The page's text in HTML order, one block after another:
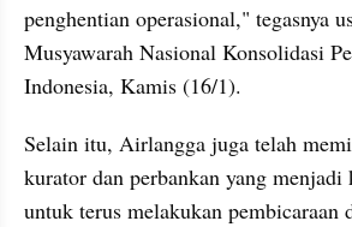
penghentian operasional," tegasnya
Musyawarah Nasional Konsolidasi
Indonesia, Kamis (16/1).
Selain itu, Airlangga juga telah
kurator dan perbankan yang
untuk terus melakukan pembicaraan